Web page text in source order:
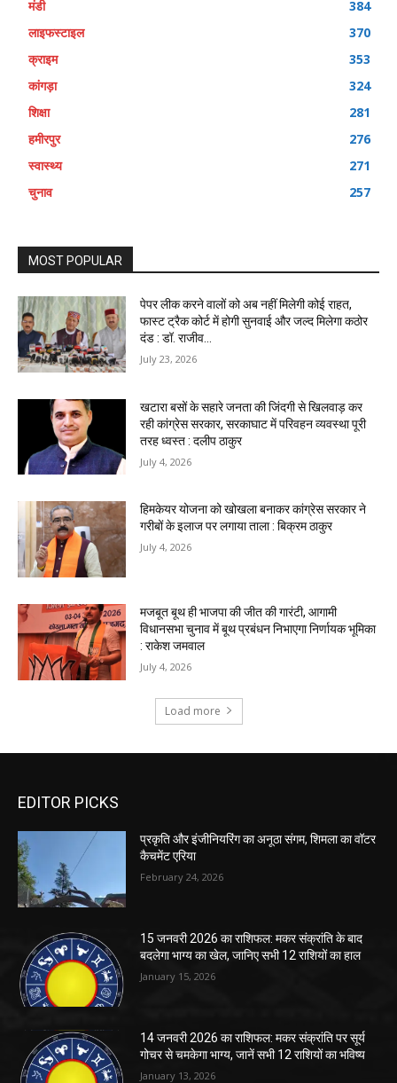
EDITOR PICKS
प्रकृति और इंजीनियरिंग का अनूठा संगम, शिमला का वॉटर
कैचमेंट एरिया
February 24, 2026
15 जनवरी 2026 का राशिफल: मकर संक्रांति के बाद
बदलेगा भाग्य का खेल, जानिए सभी 12 राशियों का हाल
January 15, 2026
14 जनवरी 2026 का राशिफल: मकर संक्रांति पर सूर्य
गोचर से चमकेगा भाग्य, जानें सभी 12 राशियों का भविष्य
January 13, 2026